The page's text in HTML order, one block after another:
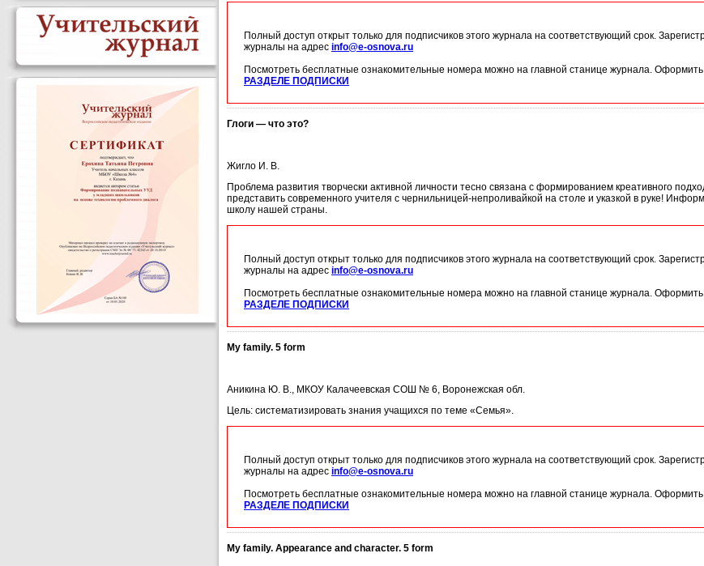
Полный доступ открыт только для подписчиков этого журнала на соответствующий срок.
журналы на адрес info@e-osnova.ru
Посмотреть бесплатные ознакомительные номера можно на главной станице журнала.
РАЗДЕЛЕ ПОДПИСКИ
Глоги — что это?
Жигло И. В.
Проблема развития творчески активной личности тесно связана с формированием креативного
представить современного учителя с чернильницей-непроливайкой на столе и указкой в руке!
школу нашей страны.
Полный доступ открыт только для подписчиков этого журнала на соответствующий срок.
журналы на адрес info@e-osnova.ru
Посмотреть бесплатные ознакомительные номера можно на главной станице журнала.
РАЗДЕЛЕ ПОДПИСКИ
My family. 5 form
Аникина Ю. В., МКОУ Калачеевская СОШ № 6, Воронежская обл.
Цель: систематизировать знания учащихся по теме «Семья».
Полный доступ открыт только для подписчиков этого журнала на соответствующий срок.
журналы на адрес info@e-osnova.ru
Посмотреть бесплатные ознакомительные номера можно на главной станице журнала.
РАЗДЕЛЕ ПОДПИСКИ
My family. Appearance and character. 5 form